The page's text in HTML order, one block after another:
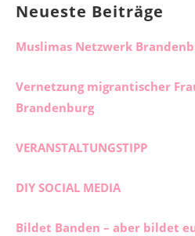
Neueste Beiträge
Muslimas Netzwerk
Vernetzung migrantischer
Brandenburg
VERANSTALTUNGSTIPP
DIY SOCIAL MEDIA
Bildet Banden – aber bildet